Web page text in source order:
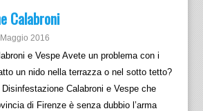
Calabroni
2016
e Vespe Avete un problema con i
un nido nella terrazza o nel sotto tetto?
Calabroni e Vespe che
di Firenze è senza dubbio l’arma